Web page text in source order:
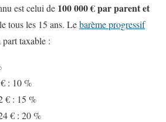
est celui de 100 000 € par parent et
tous les 15 ans. Lebarème progressif
part taxable :
: 10 %
€ : 15 %
€ : 20 %